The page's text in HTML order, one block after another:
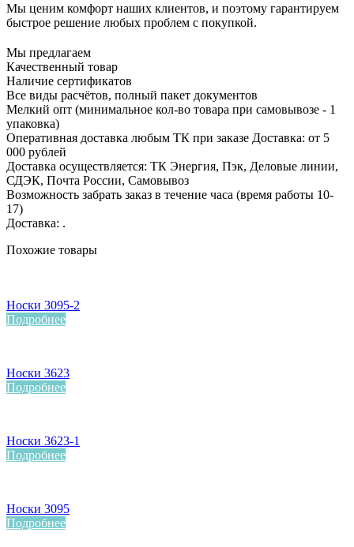
Мы ценим комфорт наших клиентов, и поэтому гарантируем
быстрое решение любых проблем с покупкой.
Мы предлагаем
Качественный товар
Наличие сертификатов
Все виды расчётов, полный пакет документов
Мелкий опт (минимальное кол-во товара при самовывозе - 1
упаковка)
Оперативная доставка любым ТК при заказе Доставка: от 5
000 рублей
Доставка осуществляется: ТК Энергия, Пэк, Деловые линии,
СДЭК, Почта России, Самовывоз
Возможность забрать заказ в течение часа (время работы 10-
17)
Доставка: .
Похожие товары
Носки 3095-2
Подробнее
Носки 3623
Подробнее
Носки 3623-1
Подробнее
Носки 3095
Подробнее